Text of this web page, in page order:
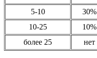
5-10
30%
10-25
10%
более 25
нет